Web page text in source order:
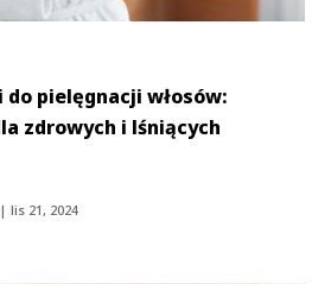
pielęgnacji włosów:
zdrowych i lśniących
|lis 21, 2024